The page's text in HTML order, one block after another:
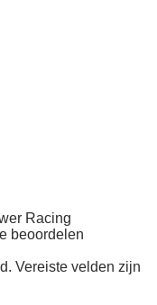
Racing
beoordelen
Vereiste velden zijn